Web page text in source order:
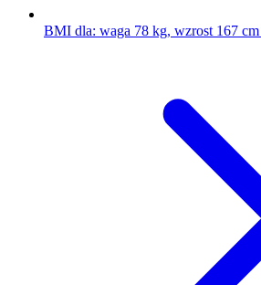
BMI dla: waga 78 kg, wzrost 167